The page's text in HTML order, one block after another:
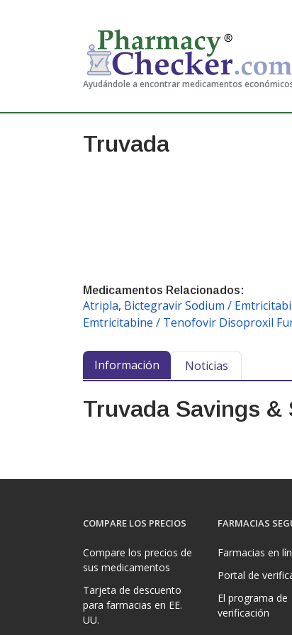
Ayudándole a encontrar medicamentos
Truvada
Medicamentos Relacionados:
Atripla, Bictegravir Sodium /
Emtricitabine / Tenofovir Disoproxil
Información Noticias
Truvada Savings
COMPARE LOS PRECIOS
Compare los precios de
sus medicamentos
Tarjeta de descuento
para farmacias en EE.
UU.
FARMACIAS
Farmacias en
Portal de
El programa de
verificación